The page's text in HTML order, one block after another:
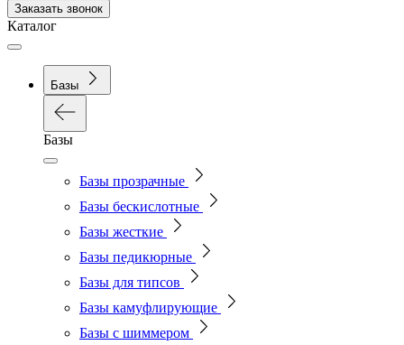
Заказать звонок
Каталог
Базы
Базы
Базы прозрачные
Базы бескислотные
Базы жесткие
Базы педикюрные
Базы для типсов
Базы камуфлирующие
Базы с шиммером